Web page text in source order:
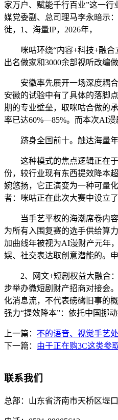
家万户、赋能千行百业”这一
媒党委副、总司理马李永暗示
徙，1、海量IP，2026年，
咪咕环绕“内容+科技+融合立
出名做家和3000余部视听改编
安徽率先展开一场深度耦合
安徽的试验中有了具体的落脚
期的专业壁垒，取咪咕合做的
率已达60%—85%。而本次AI漫
跻身全国前十。触达海量年
这种模式的焦点逻辑正在于
份，较行业现有东西提效降本
婉悠扬，它正演变为一种可量
者：咪咕正在此次大赛中设立
当手艺平权的海潮席卷内容
为所有入围复赛的选手供给算
加曲线年被视为AI漫财产元年
娱、社交表达取创意潜能的。
2、网文+短剧权益大融合：
步举办微短剧财产招商对接会
化消息流，不代表磅礴旧事的
强力“提效降本”：依托中国挪
上一篇： 不的语音、视觉手艺
下一篇： 由于正在购3C这类参
联系我们
总部： 山东省济南市天桥区堤